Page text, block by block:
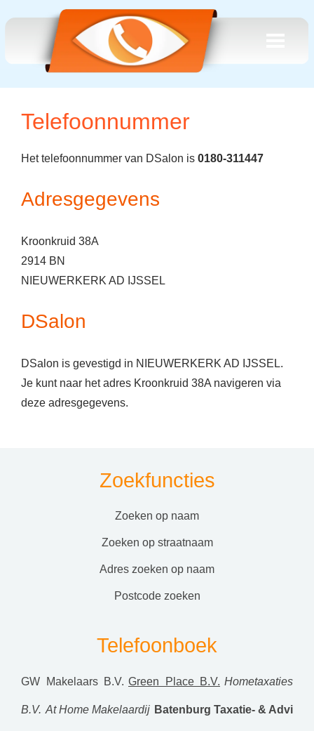
Telefoonnummer
Het telefoonnummer van DSalon is 0180-311447
Adresgegevens
Kroonkruid 38A
2914 BN
NIEUWERKERK AD IJSSEL
DSalon
DSalon is gevestigd in NIEUWERKERK AD IJSSEL.
Je kunt naar het adres Kroonkruid 38A navigeren via
deze adresgegevens.
Zoekfuncties
zoeken op naam
zoeken op straatnaam
adres zoeken op naam
postcode zoeken
Telefoonboek
GW Makelaars B.V. Green Place B.V. Hometaxaties
B.V. At Home Makelaardij Batenburg Taxatie- & Advi